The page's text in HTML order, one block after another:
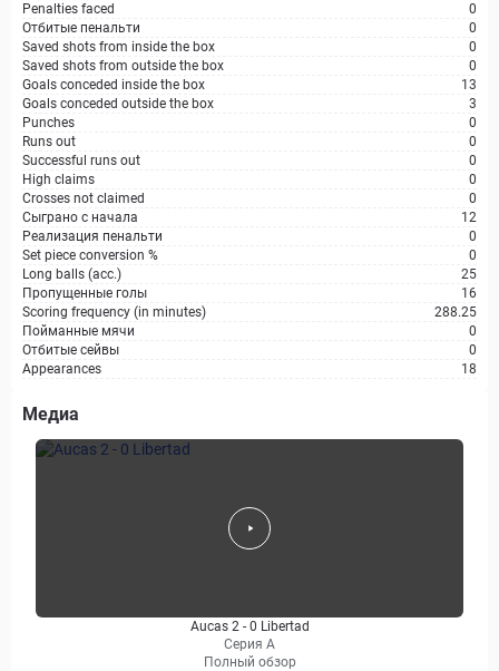
Penalties faced
0
Отбитые пенальти
0
Saved shots from inside the box
0
Saved shots from outside the box
0
Goals conceded inside the box
13
Goals conceded outside the box
3
Punches
0
Runs out
0
Successful runs out
0
High claims
0
Crosses not claimed
0
Сыграно с начала
12
Реализация пенальти
0
Set piece conversion %
0
Long balls (acc.)
25
Пропущенные голы
16
Scoring frequency (in minutes)
288.25
Пойманные мячи
0
Отбитые сейвы
0
Appearances
18
Медиа
Aucas 2 - 0 Libertad
Серия А
Полный обзор